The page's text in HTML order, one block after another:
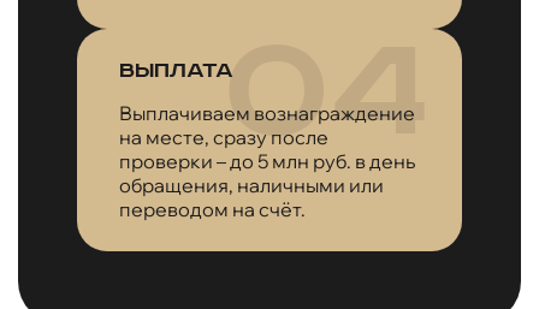
Выплата
Выплачиваем вознаграждение
на месте, сразу после
проверки – до 5 млн руб. в день
обращения, наличными или
переводом на счёт.